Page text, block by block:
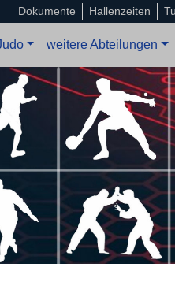
Dokumente Hallenzeiten
weitere Abteilungen